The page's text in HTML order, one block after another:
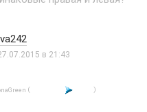
в 21:43
( )